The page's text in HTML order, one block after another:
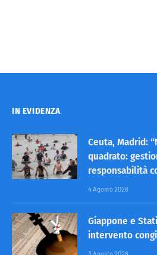
IN EVIDENZA
Ceuta, Madrid:
quadrato:
responsabilità
4 Agosto 2026
Giappone e
intervento